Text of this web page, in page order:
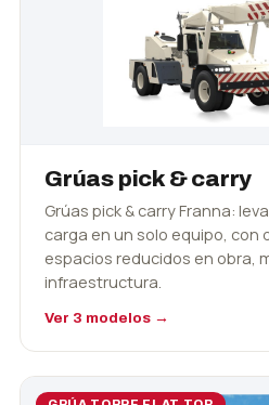
Grúas pick & carry
Grúas pick & carry Franna:
carga en un solo equipo, con
espacios reducidos en obra,
infraestructura.
Ver 3 modelos →